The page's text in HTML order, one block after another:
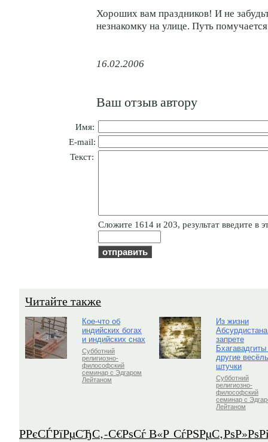
Хороших вам праздников! И не
незнакомку на улице. Путь
16.02.2006
Ваш отзыв автору
Имя:
E-mail:
Текст:
Cлoжитe 1614 и 203, результат введите в
Читайте также
Кое-что об
индийских богах
и индийских снах
Субботний
религиозно-
философский
семинар с Эдгаром
Лейтаном
Из жизни
запрете
Бхагавадгиты
другие
штучки
Субботний
религиозно-
философский
семинар с
Лейтаном
Р­РєСЃРїРµСЂС‚-С€РѕСѓ В«Р